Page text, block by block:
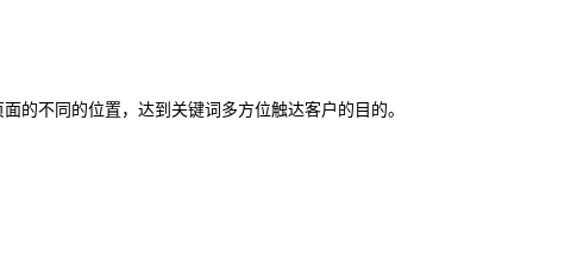
的不同的位置，达到关键词多方位触达客户的目的。